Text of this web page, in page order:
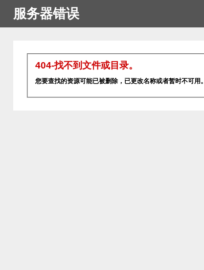
服务器错误
404-找不到文件或目录。
您要查找的资源可能已被删除，已更改名称或者暂时不可用。